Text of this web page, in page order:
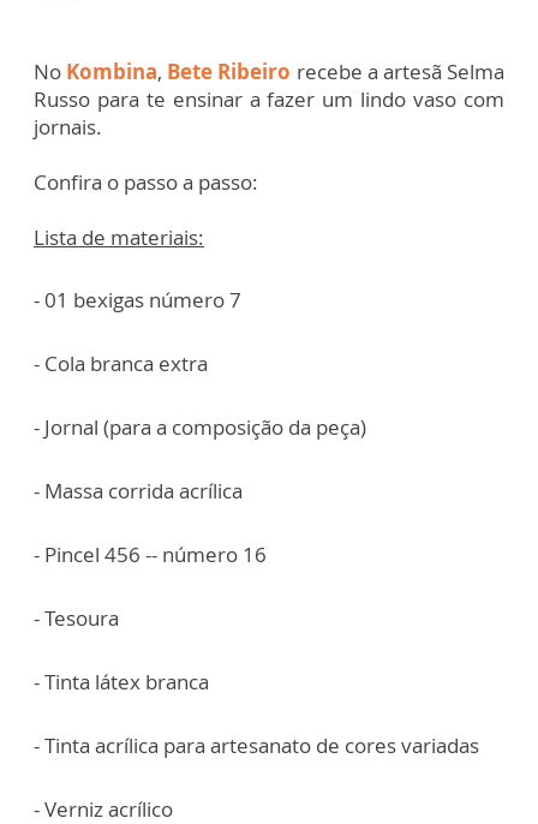
No Kombina, Bete Ribeiro recebe a artesã Selma
Russo para te ensinar a fazer um lindo vaso com
jornais.
Confira o passo a passo:
Lista de materiais:
- 01 bexigas número 7
- Cola branca extra
- Jornal (para a composição da peça)
- Massa corrida acrílica
- Pincel 456 -- número 16
- Tesoura
- Tinta látex branca
- Tinta acrílica para artesanato de cores variadas
- Verniz acrílico